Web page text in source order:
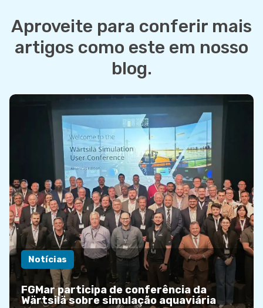
Aproveite para conferir mais
artigos como este em nosso
blog.
Notícias
FGMar participa de conferência da
Wärtsilä sobre simulação aquaviária